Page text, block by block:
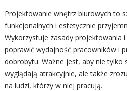
Projektowanie wnętrz biurowych to
funkcjonalnych i estetycznie
Wykorzystuje zasady projektowania
poprawić wydajność pracowników i
dobrobytu. Ważne jest, aby nie tylko
wyglądają atrakcyjnie, ale także
na ludzi, którzy w niej pracują.